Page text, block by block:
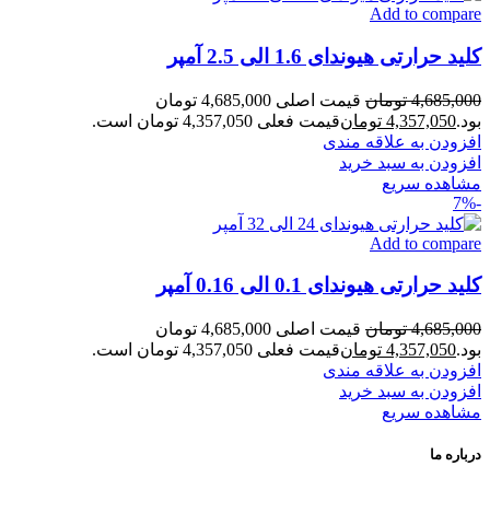
Add to compare
کلید حرارتی هیوندای 1.6 الی 2.5 آمپر
4,685,000 تومان
قیمت اصلی 4,685,000 تومان
بود.4,357,050 تومانقیمت فعلی 4,357,050 تومان است.
افزودن به علاقه مندی
افزودن به سبد خرید
مشاهده سریع
-7%
Add to compare
کلید حرارتی هیوندای 0.1 الی 0.16 آمپر
4,685,000 تومان
قیمت اصلی 4,685,000 تومان
بود.4,357,050 تومانقیمت فعلی 4,357,050 تومان است.
افزودن به علاقه مندی
افزودن به سبد خرید
مشاهده سریع
درباره ما